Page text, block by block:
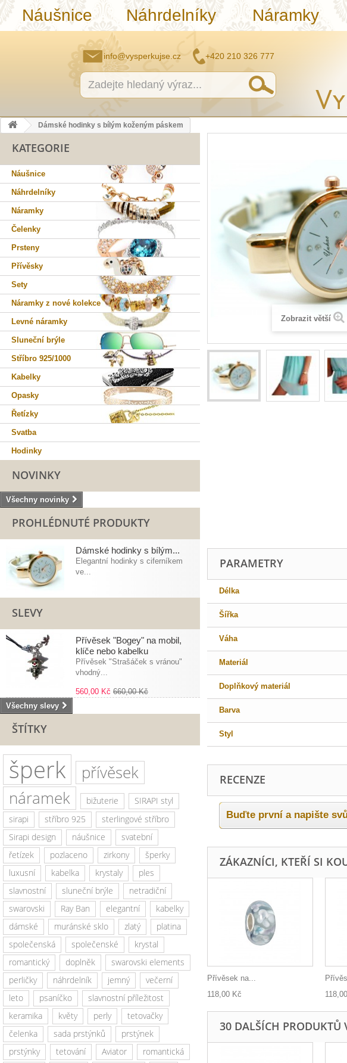
Náušnice Náhrdelníky Náramky
info@vysperkujse.cz +420 210 326 777
Dámské hodinky s bílým koženým páskem
KATEGORIE
Náušnice
Náhrdelníky
Náramky
Čelenky
Prsteny
Přívěsky
Sety
Náramky z nové kolekce
Levné náramky
Sluneční brýle
Stříbro 925/1000
Kabelky
Opasky
Řetízky
Svatba
Hodinky
NOVINKY
Všechny novinky
PROHLÉDNUTÉ PRODUKTY
Dámské hodinky s bílým...
Elegantní hodinky s ciferníkem
ve...
SLEVY
Přívěsek "Bogey" na mobil,
klíče nebo kabelku
Přívěsek "Strašáček s vránou"
vhodný...
560,00 Kč 660,00 Kč
Všechny slevy
ŠTÍTKY
šperk
přívěsek
náramek
bižuterie
SIRAPI styl
sirapi
stříbro 925
sterlingové stříbro
Sirapi design
náušnice
svatební
řetízek
pozlaceno zirkony
šperky
luxusní
kabelka krystaly
ples
slavnostní
sluneční brýle
netradiční
swarovski
Ray Ban elegantní
kabelky
dámské
muránské sklo zlatý
platina
společenská
společenské
krystal
romantický
doplněk
swarovski elements
perličky
náhrdelník jemný
večerní
leto
psaníčko
slavnostní příležitost
keramika
květy perly
tetovačky
čelenka
sada prstýnků
prstýnek
prstýnky
tetování Aviator
romantická
Zobrazit větší
PARAMETRY
Délka
Šířka
Váha
Materiál
Doplňkový materiál
Barva
Styl
RECENZE
Buďte první a napište
ZÁKAZNÍCI, KTEŘÍ SI
Přívěsek na...
118,00 Kč
30 DALŠÍCH PRODUKTŮ